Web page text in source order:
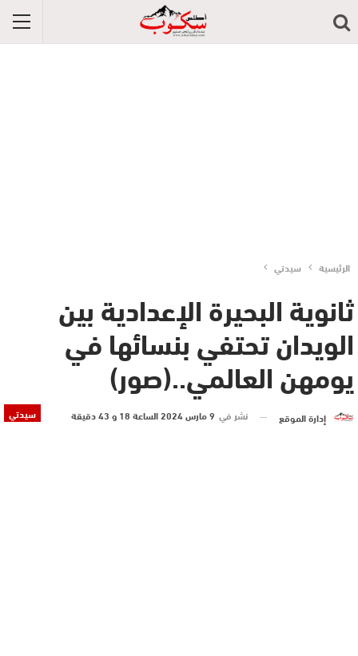
الرئيسية سيدتي
ثانوية البحيرة الإعدادية بين
الويدان تحتفي بنسائها في
يومهن العالمي..(صور)
سيدتي إدارة الموقع نشر في 9 مارس 2024 الساعة 18 و 43 دقيقة